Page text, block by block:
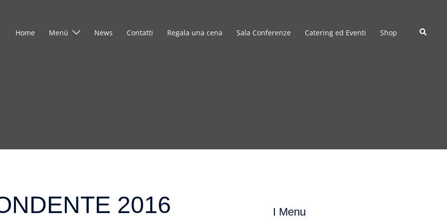
Home Menù News Contatti Regala una cena Sala Conferenze Catering ed Eventi Shop Cerca
2016 I Menu